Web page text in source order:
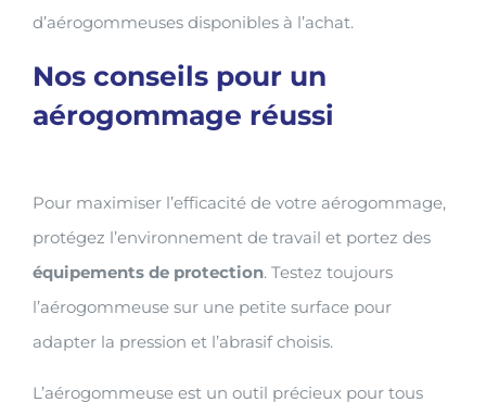
d’aérogommeuses disponibles à l’achat.
Nos conseils pour un
aérogommage réussi
Pour maximiser l’efficacité de votre aérogommage,
protégez l’environnement de travail et portez des
équipements de protection. Testez toujours
l’aérogommeuse sur une petite surface pour
adapter la pression et l’abrasif choisis.
L’aérogommeuse est un outil précieux pour tous